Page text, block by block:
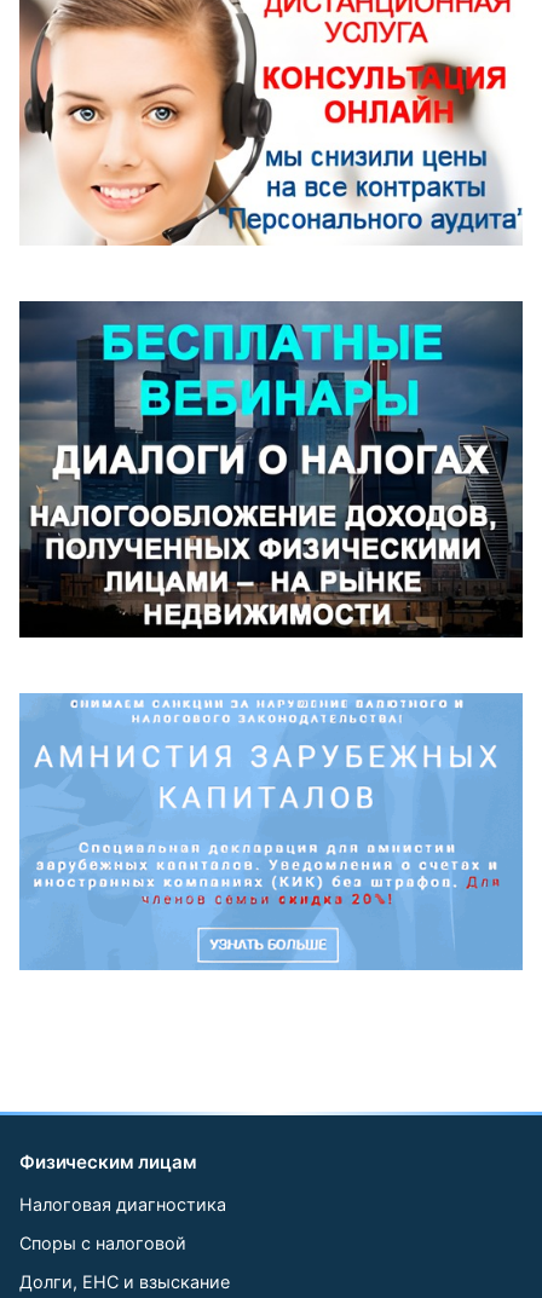
Физическим лицам
Налоговая диагностика
Споры с налоговой
Долги, ЕНС и взыскание